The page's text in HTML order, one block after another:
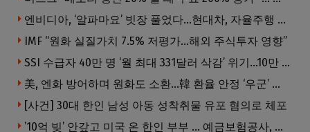
엔비디아, ‘알파마요’ 빗장 풀었다…현대차, 자율주행 속도내나
IMF “원화 실질가치 7.5% 저평가…해외 주식투자 영향”
SSI 수급자 40만 명 ‘월 최대 331달러 삭감’ 위기…10만 명은 수급자격 상실
美, 엔화 방어하며 원화도 소환…韓 환율 안정 ‘우군’ 되나
[사건] 30대 한인 남성 아동 성착취물 유포 혐의로 체포
’10억 빚’ 안갚고 미국 온 한인 부부 … 예금보험공사, 미국서 소송